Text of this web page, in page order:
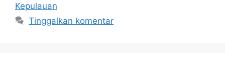
Kepulauan
Tinggalkan komentar